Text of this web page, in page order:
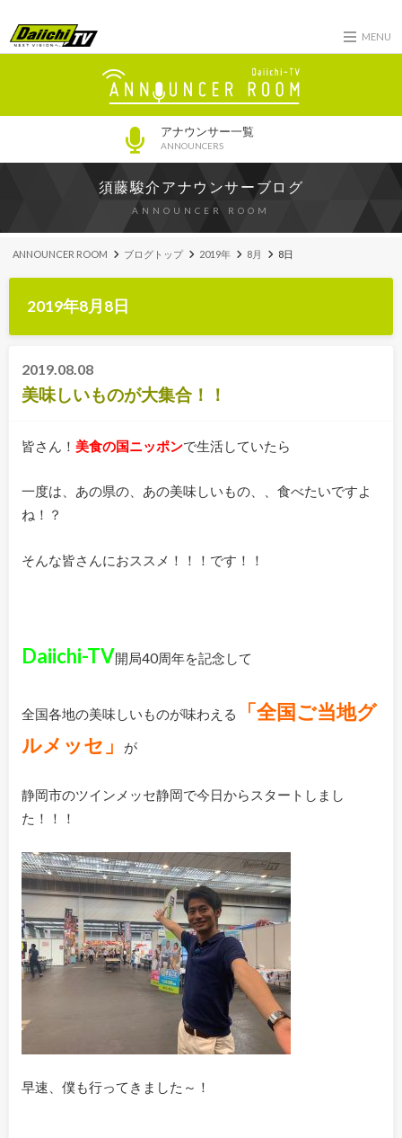
MENU
アナウンサー一覧
ANNOUNCERS
須藤駿介アナウンサーブログ
ANNOUNCER ROOM
ANNOUNCER ROOM ブログトップ 2019年 8月 8日
2019年8月8日
2019.08.08
美味しいものが大集合！！
皆さん！ 美食の国ニッポンで生活していたら
一度は、あの県の、あの美味しいもの、、食べたいですよ
ね！？
そんな皆さんにおススメ！！！です！！
Daiichi-TV開局40周年を記念して
全国各地の美味しいものが味わえる
「全国ご当地グ
ルメッセ」
が
静岡市のツインメッセ静岡で今日からスタートしまし
た！！！
早速、僕も行ってきました～！